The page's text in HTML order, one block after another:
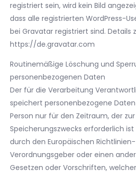
registriert sein, wird kein Bild
dass alle registrierten WordPress-
bei Gravatar registriert sind. Details
https://de.gravatar.com
Routinemäßige Löschung und
personenbezogenen Daten
Der für die Verarbeitung
speichert personenbezogene
Person nur für den Zeitraum, der
Speicherungszwecks erforderlich
durch den Europäischen
Verordnungsgeber oder einen
Gesetzen oder Vorschriften,